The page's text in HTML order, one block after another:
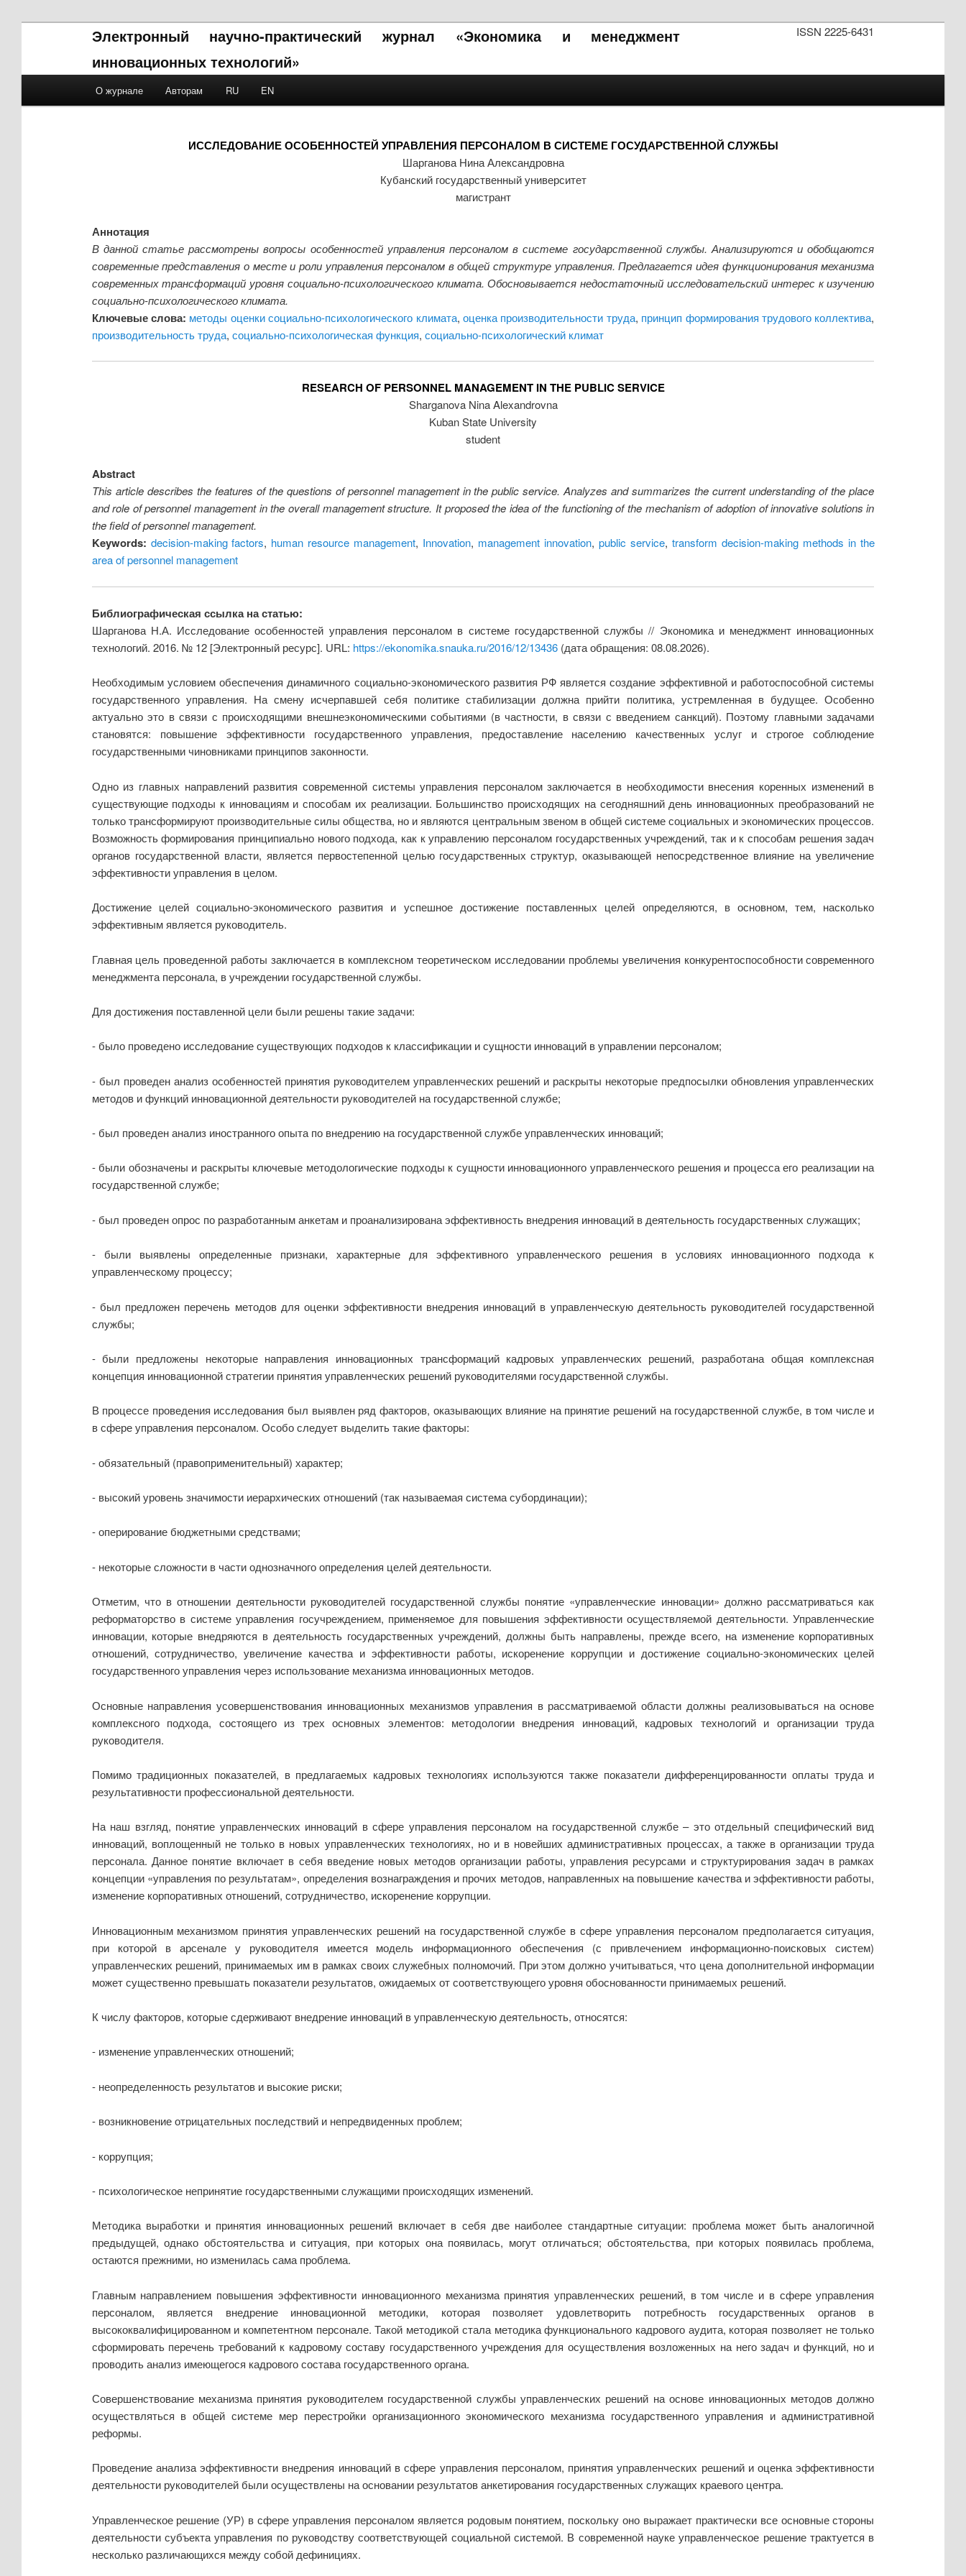
ISSN 2225-6431
Электронный научно-практический журнал «Экономика и менеджмент
инновационных технологий»
Skip to primary content
Skip to secondary content
О журнале Авторам RU EN
ИССЛЕДОВАНИЕ ОСОБЕННОСТЕЙ УПРАВЛЕНИЯ ПЕРСОНАЛОМ В СИСТЕМЕ ГОСУДАРСТВЕННОЙ СЛУЖБЫ
Шарганова Нина Александровна
Кубанский государственный университет
магистрант
Аннотация
В данной статье рассмотрены вопросы особенностей управления персоналом в системе государственной службы. Анализируются и обобщаются
современные представления о месте и роли управления персоналом в общей структуре управления. Предлагается идея функционирования механизма
современных трансформаций уровня социально-психологического климата. Обосновывается недостаточный исследовательский интерес к изучению
социально-психологического климата.
Ключевые слова: методы оценки социально-психологического климата,оценка производительности труда, принцип формирования трудового коллектива,
производительность труда, социально-психологическая функция, социально-психологический климат
RESEARCH OF PERSONNEL MANAGEMENT IN THE PUBLIC SERVICE
Sharganova Nina Alexandrovna
Kuban State University
student
Abstract
This article describes the features of the questions of personnel management in the public service. Analyzes and summarizes the current understanding of the place
and role of personnel management in the overall management structure. It proposed the idea of the functioning of the mechanism of adoption of innovative solutions in
the field of personnel management.
Keywords: decision-making factors, human resource management, Innovation, management innovation, public service, transform decision-making methods in the
area of personnel management
Библиографическая ссылка на статью:
Шарганова Н.А. Исследование особенностей управления персоналом в системе государственной службы // Экономика и менеджмент инновационных
технологий. 2016. № 12 [Электронный ресурс]. URL: https://ekonomika.snauka.ru/2016/12/13436(дата обращения: 08.08.2026).
Необходимым условием обеспечения динамичного социально-экономического развития РФ является создание эффективной и работоспособной системы
государственного управления. На смену исчерпавшей себя политике стабилизации должна прийти политика, устремленная в будущее. Особенно
актуально это в связи с происходящими внешнеэкономическими событиями (в частности, в связи с введением санкций). Поэтому главными задачами
становятся: повышение эффективности государственного управления, предоставление населению качественных услуг и строгое соблюдение
государственными чиновниками принципов законности.
Одно из главных направлений развития современной системы управления персоналом заключается в необходимости внесения коренных изменений в
существующие подходы к инновациям и способам их реализации. Большинство происходящих на сегодняшний день инновационных преобразований не
только трансформируют производительные силы общества, но и являются центральным звеном в общей системе социальных и экономических процессов.
Возможность формирования принципиально нового подхода, как к управлению персоналом государственных учреждений, так и к способам решения задач
органов государственной власти, является первостепенной целью государственных структур, оказывающей непосредственное влияние на увеличение
эффективности управления в целом.
Достижение целей социально-экономического развития и успешное достижение поставленных целей определяются, в основном, тем, насколько
эффективным является руководитель.
Главная цель проведенной работы заключается в комплексном теоретическом исследовании проблемы увеличения конкурентоспособности современного
менеджмента персонала, в учреждении государственной службы.
Для достижения поставленной цели были решены такие задачи:
- было проведено исследование существующих подходов к классификации и сущности инноваций в управлении персоналом;
- был проведен анализ особенностей принятия руководителем управленческих решений и раскрыты некоторые предпосылки обновления управленческих
методов и функций инновационной деятельности руководителей на государственной службе;
- был проведен анализ иностранного опыта по внедрению на государственной службе управленческих инноваций;
- были обозначены и раскрыты ключевые методологические подходы к сущности инновационного управленческого решения и процесса его реализации на
государственной службе;
- был проведен опрос по разработанным анкетам и проанализирована эффективность внедрения инноваций в деятельность государственных служащих;
- были выявлены определенные признаки, характерные для эффективного управленческого решения в условиях инновационного подхода к
управленческому процессу;
- был предложен перечень методов для оценки эффективности внедрения инноваций в управленческую деятельность руководителей государственной
службы;
- были предложены некоторые направления инновационных трансформаций кадровых управленческих решений, разработана общая комплексная
концепция инновационной стратегии принятия управленческих решений руководителями государственной службы.
В процессе проведения исследования был выявлен ряд факторов, оказывающих влияние на принятие решений на государственной службе, в том числе и
в сфере управления персоналом. Особо следует выделить такие факторы:
- обязательный (правоприменительный) характер;
- высокий уровень значимости иерархических отношений (так называемая система субординации);
- оперирование бюджетными средствами;
- некоторые сложности в части однозначного определения целей деятельности.
Отметим, что в отношении деятельности руководителей государственной службы понятие «управленческие инновации» должно рассматриваться как
реформаторство в системе управления госучреждением, применяемое для повышения эффективности осуществляемой деятельности. Управленческие
инновации, которые внедряются в деятельность государственных учреждений, должны быть направлены, прежде всего, на изменение корпоративных
отношений, сотрудничество, увеличение качества и эффективности работы, искоренение коррупции и достижение социально-экономических целей
государственного управления через использование механизма инновационных методов.
Основные направления усовершенствования инновационных механизмов управления в рассматриваемой области должны реализовываться на основе
комплексного подхода, состоящего из трех основных элементов: методологии внедрения инноваций, кадровых технологий и организации труда
руководителя.
Помимо традиционных показателей, в предлагаемых кадровых технологиях используются также показатели дифференцированности оплаты труда и
результативности профессиональной деятельности.
На наш взгляд, понятие управленческих инноваций в сфере управления персоналом на государственной службе – это отдельный специфический вид
инноваций, воплощенный не только в новых управленческих технологиях, но и в новейших административных процессах, а также в организации труда
персонала. Данное понятие включает в себя введение новых методов организации работы, управления ресурсами и структурирования задач в рамках
концепции «управления по результатам», определения вознаграждения и прочих методов, направленных на повышение качества и эффективности работы,
изменение корпоративных отношений, сотрудничество, искоренение коррупции.
Инновационным механизмом принятия управленческих решений на государственной службе в сфере управления персоналом предполагается ситуация,
при которой в арсенале у руководителя имеется модель информационного обеспечения (с привлечением информационно-поисковых систем)
управленческих решений, принимаемых им в рамках своих служебных полномочий. При этом должно учитываться, что цена дополнительной информации
может существенно превышать показатели результатов, ожидаемых от соответствующего уровня обоснованности принимаемых решений.
К числу факторов, которые сдерживают внедрение инноваций в управленческую деятельность, относятся:
- изменение управленческих отношений;
- неопределенность результатов и высокие риски;
- возникновение отрицательных последствий и непредвиденных проблем;
- коррупция;
- психологическое непринятие государственными служащими происходящих изменений.
Методика выработки и принятия инновационных решений включает в себя две наиболее стандартные ситуации: проблема может быть аналогичной
предыдущей, однако обстоятельства и ситуация, при которых она появилась, могут отличаться; обстоятельства, при которых появилась проблема,
остаются прежними, но изменилась сама проблема.
Главным направлением повышения эффективности инновационного механизма принятия управленческих решений, в том числе и в сфере управления
персоналом, является внедрение инновационной методики, которая позволяет удовлетворить потребность государственных органов в
высококвалифицированном и компетентном персонале. Такой методикой стала методика функционального кадрового аудита, которая позволяет не только
сформировать перечень требований к кадровому составу государственного учреждения для осуществления возложенных на него задач и функций, но и
проводить анализ имеющегося кадрового состава государственного органа.
Совершенствование механизма принятия руководителем государственной службы управленческих решений на основе инновационных методов должно
осуществляться в общей системе мер перестройки организационного экономического механизма государственного управления и административной
реформы.
Проведение анализа эффективности внедрения инноваций в сфере управления персоналом, принятия управленческих решений и оценка эффективности
деятельности руководителей были осуществлены на основании результатов анкетирования государственных служащих краевого центра.
Управленческое решение (УР) в сфере управления персоналом является родовым понятием, поскольку оно выражает практически все основные стороны
деятельности субъекта управления по руководству соответствующей социальной системой. В современной науке управленческое решение трактуется в
несколько различающихся между собой дефинициях.